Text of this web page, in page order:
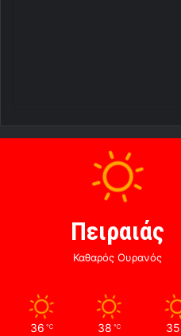
Πειραιάς
Καθαρός Ουρανός
36 ℃ 38 ℃ 35